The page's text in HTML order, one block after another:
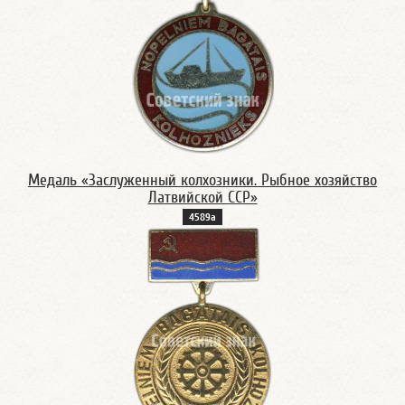
Медаль «Заслуженный колхозники. Рыбное хозяйство
Латвийской ССР»
4589а